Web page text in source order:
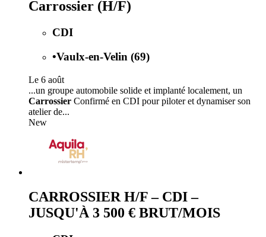
Carrossier (H/F)
CDI
•Vaulx-en-Velin (69)
Le 6 août
...un groupe automobile solide et implanté localement, un
Carrossier Confirmé en CDI pour piloter et dynamiser son
atelier de...
New
CARROSSIER H/F – CDI –
JUSQU'À 3 500 € BRUT/MOIS